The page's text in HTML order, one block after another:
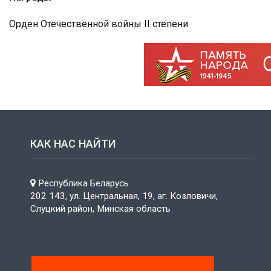
Орден Отечественной войны II степени
КАК НАС НАЙТИ
Республика Беларусь
202 143, ул. Центральная, 19, аг. Козловичи,
Слуцкий район, Минская область